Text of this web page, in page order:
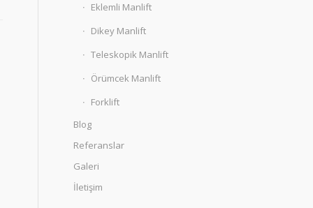
Eklemli Manlift
Dikey Manlift
Teleskopik Manlift
Örümcek Manlift
Forklift
Blog
Referanslar
Galeri
İletişim